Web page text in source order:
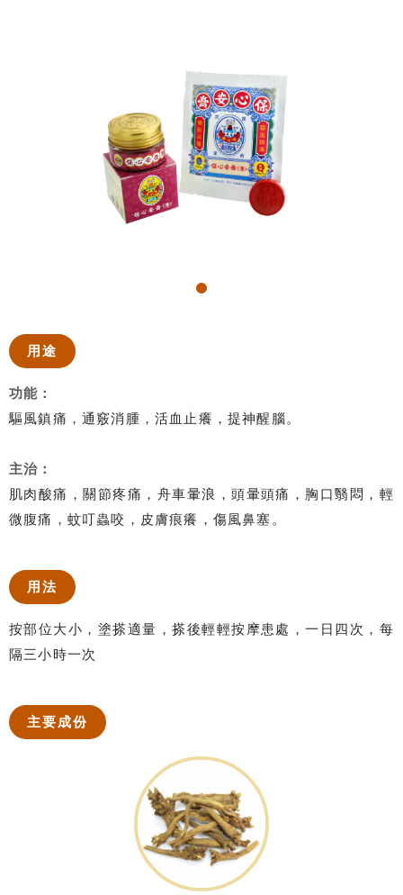
用途
功能：
驅風鎮痛，通竅消腫，活血止癢，提神醒腦。
主治：
肌肉酸痛，關節疼痛，舟車暈浪，頭暈頭痛，胸口翳悶，輕
微腹痛，蚊叮蟲咬，皮膚痕癢，傷風鼻塞。
用法
按部位大小，塗搽適量，搽後輕輕按摩患處，一日四次，每
隔三小時一次
主要成份